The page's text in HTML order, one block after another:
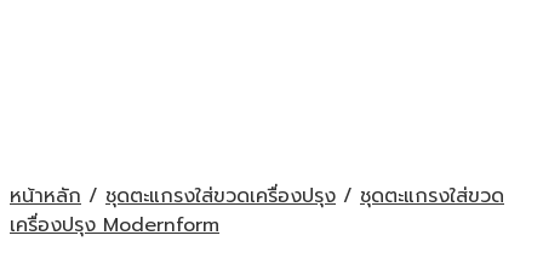
หน้าหลัก / ชุดตะแกรงใส่ขวดเครื่องปรุง / ชุดตะแกรงใส่ขวด
เครื่องปรุง Modernform